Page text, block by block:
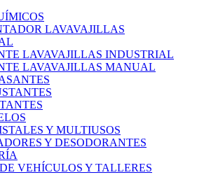
LAVAVAJILLAS
LAVAVAJILLAS INDUSTRIAL
LAVAVAJILLAS MANUAL
Y MULTIUSOS
Y DESODORANTES
VEHÍCULOS Y TALLERES